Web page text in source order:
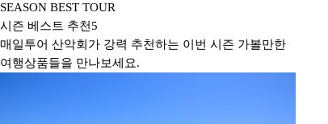
SEASON BEST TOUR
시즌 베스트 추천5
매일투어 산악회가 강력 추천하는 이번 시즌 가볼만한
여행상품들을 만나보세요.